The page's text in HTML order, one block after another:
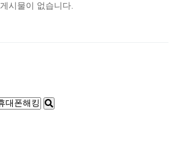
게시물이 없습니다.